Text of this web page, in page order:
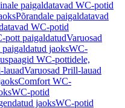
paigaldatavad WC-potid
Põrandale paigaldatavad
WC-potid
pott paigaldatudVaruosad
jaoksWC-
WC-pottidele,
lauadVaruosad Prill-lauad
Comfort WC-
WC-potid
jaoksWC-potid